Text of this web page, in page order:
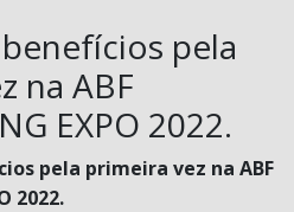
pela
na ABF
EXPO 2022.
pela primeira vez na ABF
2022.